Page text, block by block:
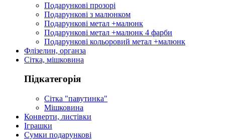
Подарункові прозорі
Подарункові з малюнком
Подарункові метал +малюнк
Подарункові метал +малюнк 4 фарби
Подарункові кольоровий метал +малюнк
Флізелин, органза
Сітка, мішковина
Підкатегорія
Сітка "павутинка"
Мішковина
Конверти, листівки
Іграшки
Сумки подарункові